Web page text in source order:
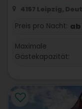
4157 Leipzig,
Preis pro Nacht: ab
Maximale
Gästekapazität: